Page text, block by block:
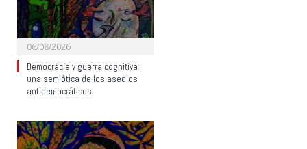
06/08/2026
Democracia y guerra cognitiva:
una semiótica de los asedios
antidemocráticos